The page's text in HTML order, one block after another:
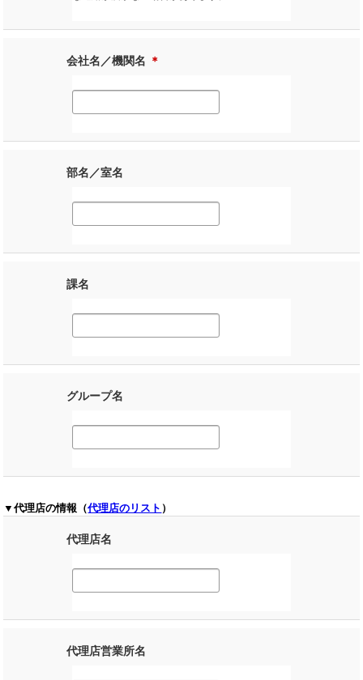
会社名／機関名 ＊
部名／室名
課名
グループ名
▼代理店の情報（代理店のリスト ）
代理店名
代理店営業所名